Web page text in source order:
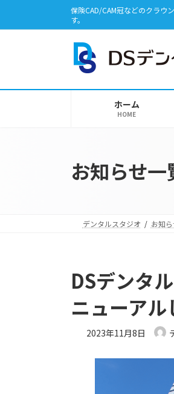
ス
ン
保険CAD/CAM冠などのクラウ
す。
ホーム
HOME
お知らせ一
デンタルスタジオ お知
DSデンタ
ニューアル
2023年11月8日